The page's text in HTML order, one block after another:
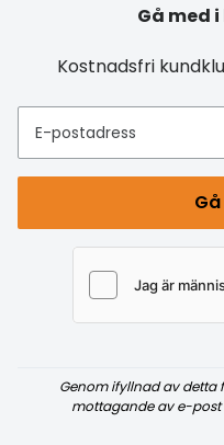
Gå med
Kostnadsfri
E-postadress
Genom ifyllnad av
mottagande av e-